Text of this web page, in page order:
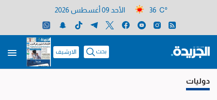
36 C° الأحد 09 أغسطس 2026
بحث الارشيف
دوليات